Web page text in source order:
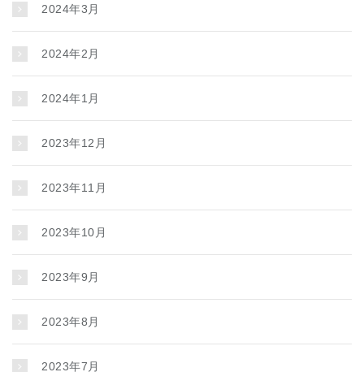
2024年3月
2024年2月
2024年1月
2023年12月
2023年11月
2023年10月
2023年9月
2023年8月
2023年7月